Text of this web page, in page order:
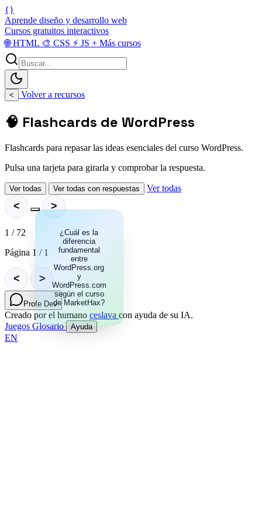
{}
Aprende diseño y desarrollo web
Cursos gratuitos interactivos
🌐HTML 🎨 CSS ⚡ JS + Más cursos
< Volver a recursos
🧠 Flashcards de WordPress
Flashcards para repasar las ideas esenciales del curso WordPress.
Pulsa una tarjeta para girarla y comprobar la respuesta.
Ver todas Ver todas con respuestas Ver todas
<
¿Cuál es la
diferencia
fundamental
entre
WordPress.org
y
WordPress.com
según el curso
de MarketHax?
WordPress.org
es la versión
completa
instalable en
hosting propio,
mientras que
WordPress.com
es un servicio
de pago
mensual
limitado.
>
1 / 72
Página 1 / 1
< >
Profe Dev
Creado por el humano ceslava con ayuda de su IA.
Juegos Glosario Ayuda
EN